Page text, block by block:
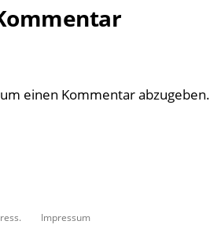
einen Kommentar abzugeben.
Impressum